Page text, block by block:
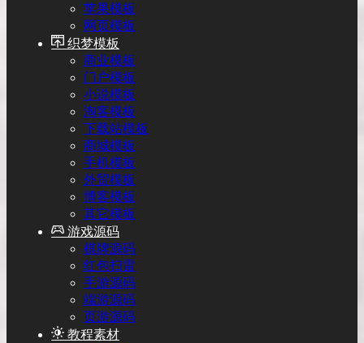
苹果模板
网页模板
织梦模板
商业模板
门户模板
小说模板
淘客模板
下载站模板
商城模板
手机模板
外贸模板
博客模板
其它模板
游戏源码
棋牌源码
红包扫雷
手游源码
端游源码
页游源码
教程素材